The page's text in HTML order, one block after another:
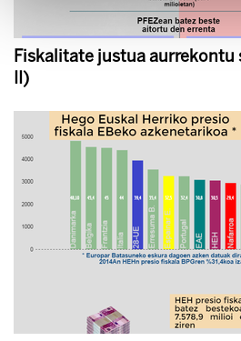
Fiskalitate justua aurrekontu
II)